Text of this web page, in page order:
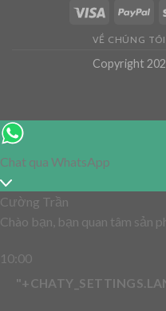
VỀ CHÚNG TÔI
Copyright
Chat qua WhatsApp
Cường Trần
Chào bạn, bạn quan tâm sản
10:00